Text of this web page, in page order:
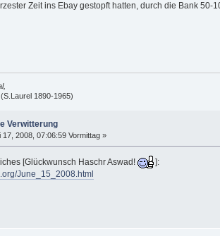
Zeit ins Ebay gestopft hatten, durch die Bank
1890-1965)
Verwitterung
17, 2008, 07:06:59 Vormittag »
[Glückwunsch Haschr Aswad!
]:
June_15_2008.html